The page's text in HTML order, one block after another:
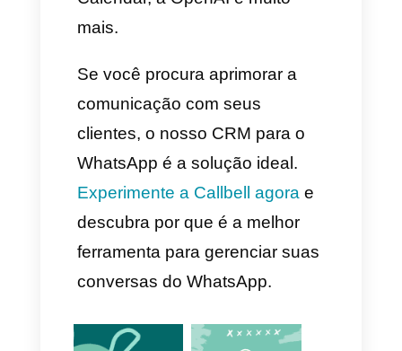
processo é idêntico ao que
mesmo caso de uso, você deve
ter em consideração esses
pontos importantes:
No Google Sheets é
importante nomear as
colunas que queremos
preencher.